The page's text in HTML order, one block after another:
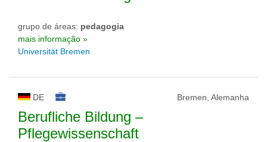
grupo de áreas: pedagogia
mais informação »
Universität Bremen
DE Bremen, Alemanha
Berufliche Bildung –
Pflegewissenschaft